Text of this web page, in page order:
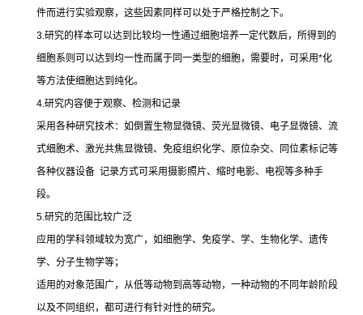
件而进行实验观察，这些因素同样可以处于严格控制之下。
3.研究的样本可以达到比较均一性通过细胞培养一定代数后，所得到的
细胞系则可以达到均一性而属于同一类型的细胞，需要时，可采用*化
等方法使细胞达到纯化。
4.研究内容便于观察、检测和记录
采用各种研究技术：如倒置生物显微镜、荧光显微镜、电子显微镜、流
式细胞术、激光共焦显微镜、免疫组织化学、原位杂交、同位素标记等
各种仪器设备 记录方式可采用摄影照片、缩时电影、电视等多种手
段。
5.研究的范围比较广泛
应用的学科领域较为宽广，如细胞学、免疫学、学、生物化学、遗传
学、分子生物学等；
适用的对象范围广，从低等动物到高等动物，一种动物的不同年龄阶段
以及不同组织，都可进行有针对性的研究。